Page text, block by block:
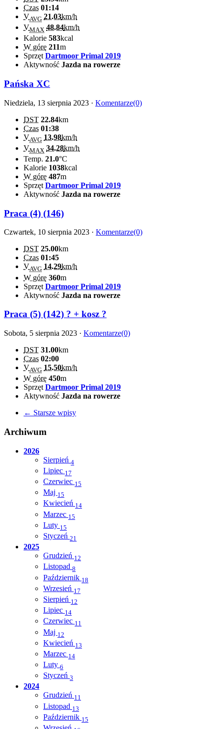
Czas 01:14
VAVG 21.03km/h
VMAX 48.84km/h
Kalorie 583kcal
W górę 211m
Sprzęt Dartmoor Primal 2019
Aktywność Jazda na rowerze
Pańska XC
Niedziela, 13 sierpnia 2023 · Komentarze(0)
DST 22.84km
Czas 01:38
VAVG 13.98km/h
VMAX 34.28km/h
Temp. 21.0°C
Kalorie 1038kcal
W górę 487m
Sprzęt Dartmoor Primal 2019
Aktywność Jazda na rowerze
Praca (4) (146)
Czwartek, 10 sierpnia 2023 · Komentarze(0)
DST 25.00km
Czas 01:45
VAVG 14.29km/h
W górę 360m
Sprzęt Dartmoor Primal 2019
Aktywność Jazda na rowerze
Praca (5) (142) ? + kosz ?
Sobota, 5 sierpnia 2023 · Komentarze(0)
DST 31.00km
Czas 02:00
VAVG 15.50km/h
W górę 450m
Sprzęt Dartmoor Primal 2019
Aktywność Jazda na rowerze
← Starsze wpisy
Archiwum
2026
Sierpień 4
Lipiec 17
Czerwiec 15
Maj 15
Kwiecień 14
Marzec 15
Luty 15
Styczeń 21
2025
Grudzień 12
Listopad 8
Październik 18
Wrzesień 17
Sierpień 12
Lipiec 14
Czerwiec 11
Maj 12
Kwiecień 13
Marzec 14
Luty 6
Styczeń 3
2024
Grudzień 11
Listopad 13
Październik 15